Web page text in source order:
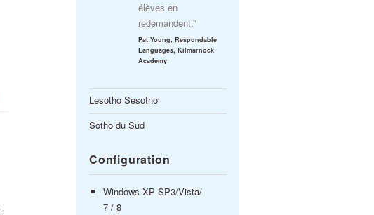
élèves en
redemandent.”
Pat Young, Respondable
Languages, Kilmarnock
Academy
Lesotho Sesotho
Sotho du Sud
Configuration
Windows XP SP3/Vista/
7 / 8